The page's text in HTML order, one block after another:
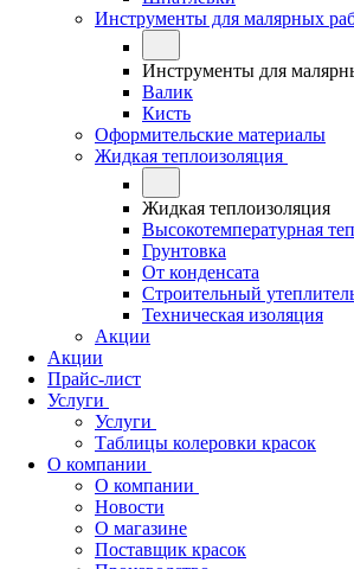
Инструменты для малярных
Инструменты для
Валик
Кисть
Оформительские материалы
Жидкая теплоизоляция
Жидкая теплоизоляция
Высокотемпературная
Грунтовка
От конденсата
Строительный
Техническая изоляция
Акции
Акции
Прайс-лист
Услуги
Услуги
Таблицы колеровки красок
О компании
О компании
Новости
О магазине
Поставщик красок